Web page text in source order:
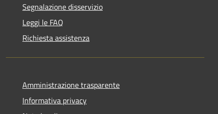
Segnalazione disservizio
Leggi le FAQ
Richiesta assistenza
Amministrazione trasparente
Informativa privacy